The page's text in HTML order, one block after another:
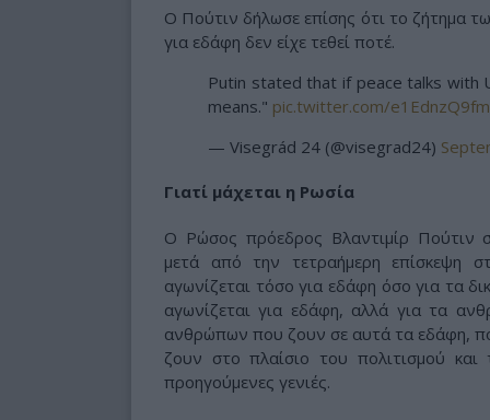
Ο Πούτιν δήλωσε επίσης ότι το ζήτημα
για εδάφη δεν είχε τεθεί ποτέ.
Putin stated that if peace talks with
means." pic.twitter.com/e1EdnzQ9fm
— Visegrád 24 (@visegrad24)
Γιατί μάχεται η Ρωσία
Ο Ρώσος πρόεδρος Βλαντιμίρ Πούτιν
μετά από την τετραήμερη επίσκεψη
αγωνίζεται τόσο για εδάφη όσο για τα
αγωνίζεται για εδάφη, αλλά για τα
ανθρώπων που ζουν σε αυτά τα εδάφη,
ζουν στο πλαίσιο του πολιτισμού
προηγούμενες γενιές.